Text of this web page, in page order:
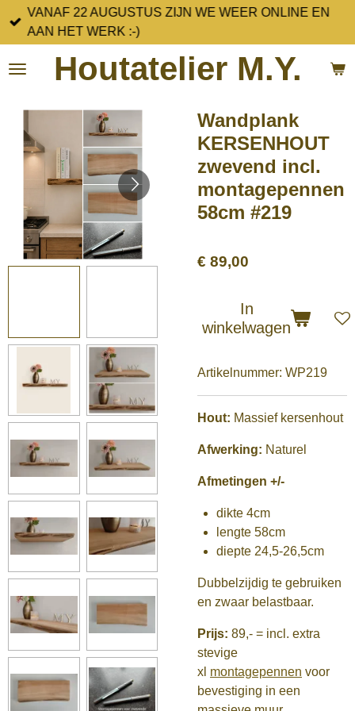
Ga
direct
de
Houtatelier M.Y.
VANAF 22 AUGUSTUS ZIJN WE WEER ONLINE EN
AAN HET WERK :-)
Wandplank
KERSENHOUT
zwevend incl.
montagepennen
58cm #219
€ 89,00
In
winkelwagen
Artikelnummer: WP219
Hout: Massief kersenhout
Afwerking: Naturel
Afmetingen +/-
dikte 4cm
lengte 58cm
diepte 24,5-26,5cm
Dubbelzijdig te gebruiken
en zwaar belastbaar.
Prijs: 89,- = incl. extra
stevige
xl montagepennen voor
bevestiging in een